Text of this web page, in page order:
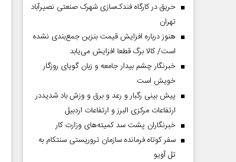
حریق در کارگاه فندک‌سازی شهرک صنعتی نصیرآباد
تهران
هنوز درباره افزایش قیمت بنزین جمع‌بندی نشده
است/ کالا برگ قطعا افزایش می‌یابد
خبرنگار چشم بیدار جامعه و زبان گویای روزگار
خویش است
پیش بینی رگبار و رعد و برق و وزش باد شدیددر
ارتفاعات مرکزی البرز و ارتفاعات اردبیل
خبرنگاران پشت سد کمیته‌های وزارت کار
سفر کوتاه فرمانده سازمان تروریستی سنتکام به
تل آویو